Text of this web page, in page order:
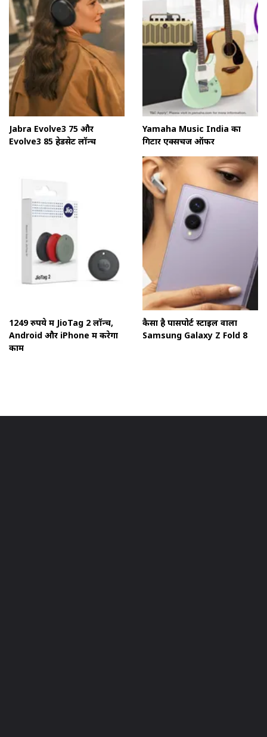
Jabra Evolve3 75 और
Evolve3 85 हेडसेट लॉन्च
Yamaha Music India का
गिटार एक्सचेंज ऑफर
1249 रुपये में JioTag 2 लॉन्च,
Android और iPhone में करेगा
काम
कैसा है पासपोर्ट स्टाइल वाला
Samsung Galaxy Z Fold 8